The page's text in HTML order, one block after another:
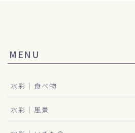
MENU
水彩｜食べ物
水彩｜風景